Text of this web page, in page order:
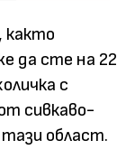
както
да сте на 22
с
сивкаво-
област.